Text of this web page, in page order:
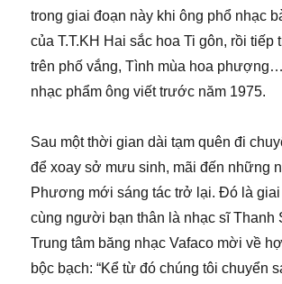
trong giai đoạn này khi ông phổ nhạc
của T.T.KH Hai sắc hoa Ti gôn, rồi tiếp
trên phố vắng, Tình mùa hoa
nhạc phẩm ông viết trước năm 1975.
Sau một thời gian dài tạm quên đi
để xoay sở mưu sinh, mãi đến những
Phương mới sáng tác trở lại. Đó là giai
cùng người bạn thân là nhạc sĩ
Trung tâm băng nhạc Vafaco mời về
bộc bạch: “Kể từ đó chúng tôi chuyển